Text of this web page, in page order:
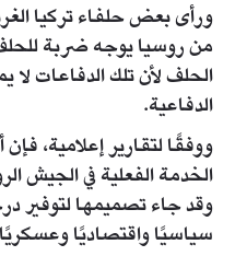
ورأى بعض حلفاء تركيا
من روسيا يوجه ضربة
الحلف لأن تلك الدفاعات لا
الدفاعية.
وقد جاء تصميمها لتوفير
سياسيًا واقتصاديًا